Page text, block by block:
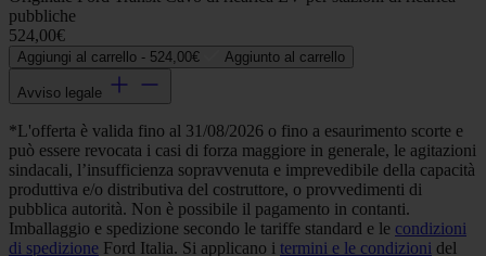
pubbliche
524,00€
Aggiungi al carrello - 524,00€ Aggiunto al carrello
Avviso legale
*L'offerta è valida fino al 31/08/2026 o fino a esaurimento scorte e
può essere revocata i casi di forza maggiore in generale, le agitazioni
sindacali, l’insufficienza sopravvenuta e imprevedibile della capacità
produttiva e/o distributiva del costruttore, o provvedimenti di
pubblica autorità. Non è possibile il pagamento in contanti.
Imballaggio e spedizione secondo le tariffe standard e le condizioni
di spedizione Ford Italia. Si applicano i termini e le condizioni del